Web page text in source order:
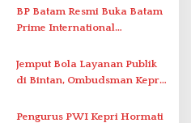
Penanganan Stroke
Berstandar Internasional
BP Batam Resmi Buka Batam
Prime International
2026 di Stadion Temenggung
Abdul Jamal
Jemput Bola Layanan Publik
di Bintan, Ombudsman Kepri
Solar Nelayan
Pengurus PWI Kepri Hormati